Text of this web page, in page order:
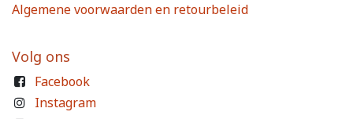
Algemene voorwaarden en retourbeleid
Volg ons
Facebook
Instagram